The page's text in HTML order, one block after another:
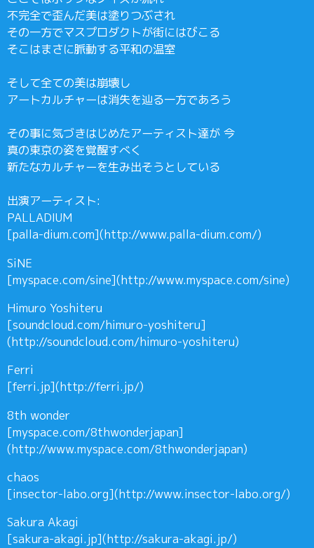
不完全で歪んだ美は塗りつぶされ
その一方でマスプロダクトが街にはびこる
そこはまさに脈動する平和の温室
そして全ての美は崩壊し
アートカルチャーは消失を辿る一方であろう
その事に気づきはじめたアーティスト達が 今
真の東京の姿を覚醒すべく
新たなカルチャーを生み出そうとしている
出演アーティスト:
PALLADIUM
[palla-dium.com](http://www.palla-dium.com/)
SiNE
[myspace.com/sine](http://www.myspace.com/sine)
Himuro Yoshiteru
[soundcloud.com/himuro-yoshiteru]
(http://soundcloud.com/himuro-yoshiteru)
Ferri
[ferri.jp](http://ferri.jp/)
8th wonder
[myspace.com/8thwonderjapan]
(http://www.myspace.com/8thwonderjapan)
chaos
[insector-labo.org](http://www.insector-labo.org/)
Sakura Akagi
[sakura-akagi.jp](http://sakura-akagi.jp/)